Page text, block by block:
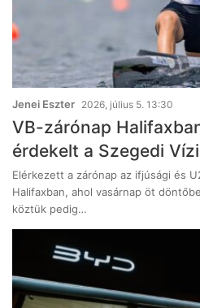
Jenei Eszter 2026, július 5. 13:30
VB-zárónap
érdekelt a Szegedi
Elérkezett a zárónap az ifjúsági és
Halifaxban, ahol vasárnap öt
köztük pedig…